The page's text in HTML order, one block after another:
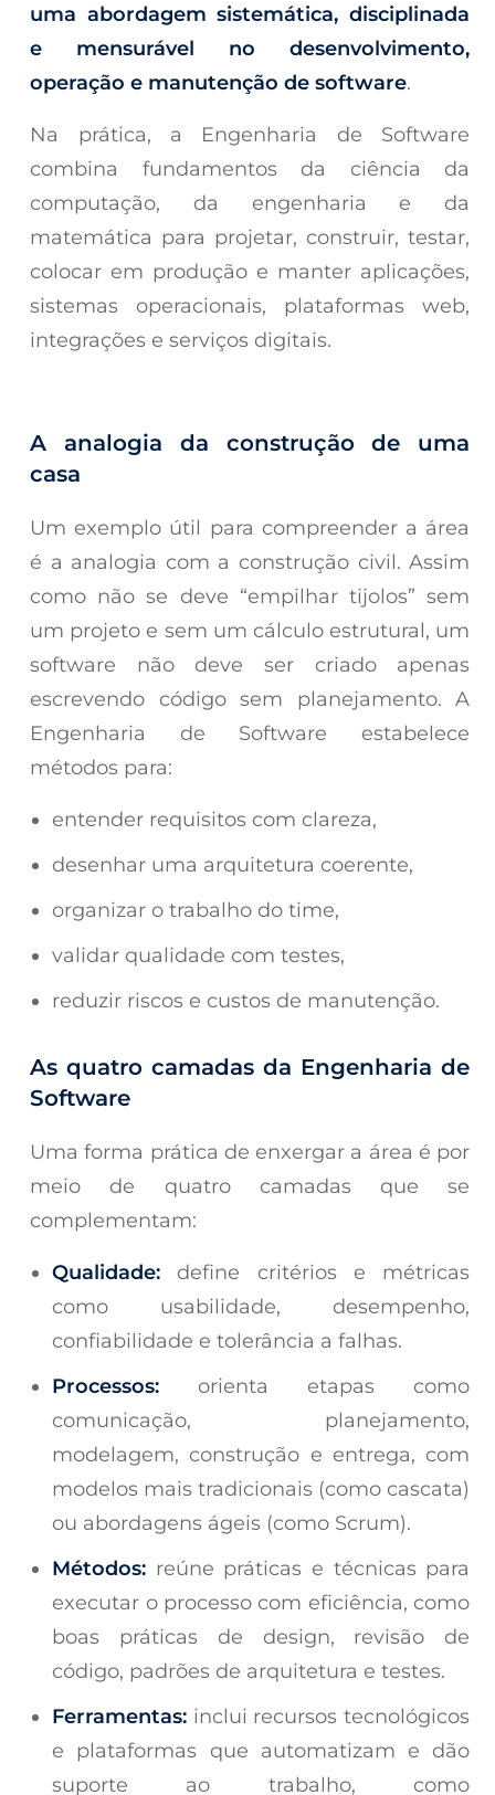
uma abordagem sistemática, disciplinada
e mensurável no desenvolvimento,
operação e manutenção de software.
Na prática, a Engenharia de Software
combina fundamentos da ciência da
computação, da engenharia e da
matemática para projetar, construir, testar,
colocar em produção e manter aplicações,
sistemas operacionais, plataformas web,
integrações e serviços digitais.
A analogia da construção de uma
casa
Um exemplo útil para compreender a área
é a analogia com a construção civil. Assim
como não se deve “empilhar tijolos” sem
um projeto e sem um cálculo estrutural, um
software não deve ser criado apenas
escrevendo código sem planejamento. A
Engenharia de Software estabelece
métodos para:
entender requisitos com clareza,
desenhar uma arquitetura coerente,
organizar o trabalho do time,
validar qualidade com testes,
reduzir riscos e custos de manutenção.
As quatro camadas da Engenharia de
Software
Uma forma prática de enxergar a área é por
meio de quatro camadas que se
complementam:
Qualidade: define critérios e métricas
como usabilidade, desempenho,
confiabilidade e tolerância a falhas.
Processos: orienta etapas como
comunicação, planejamento,
modelagem, construção e entrega, com
modelos mais tradicionais (como cascata)
ou abordagens ágeis (como Scrum).
Métodos: reúne práticas e técnicas para
executar o processo com eficiência, como
boas práticas de design, revisão de
código, padrões de arquitetura e testes.
Ferramentas: inclui recursos tecnológicos
e plataformas que automatizam e dão
suporte ao trabalho, como